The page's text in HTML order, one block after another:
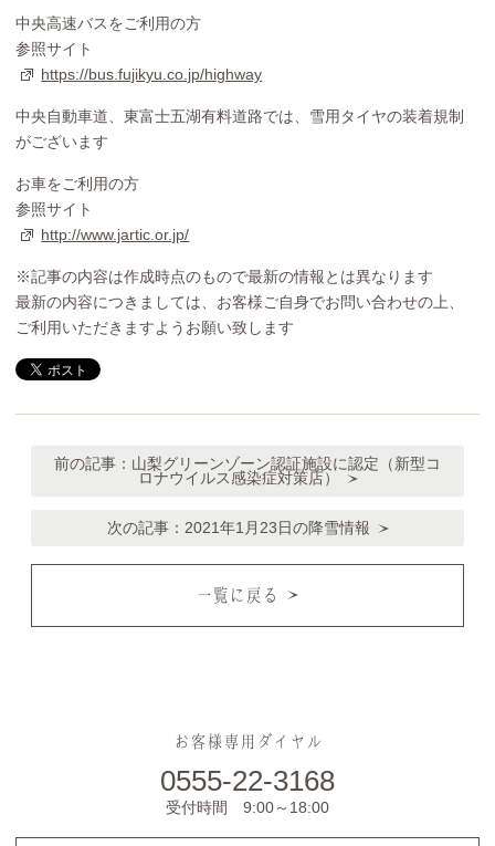
中央高速バスをご利用の方
参照サイト
https://bus.fujikyu.co.jp/highway
中央自動車道、東富士五湖有料道路では、雪用タイヤの装着規制
がございます
お車をご利用の方
参照サイト
http://www.jartic.or.jp/
※記事の内容は作成時点のもので最新の情報とは異なります
最新の内容につきましては、お客様ご自身でお問い合わせの上、
ご利用いただきますようお願い致します
前の記事： 山梨グリーンゾーン認証施設に認定（新型コ
ロナウイルス感染症対策店）
次の記事： 2021年1月23日の降雪情報
一覧に戻る
お客様専用ダイヤル
0555-22-3168
受付時間 9:00～18:00